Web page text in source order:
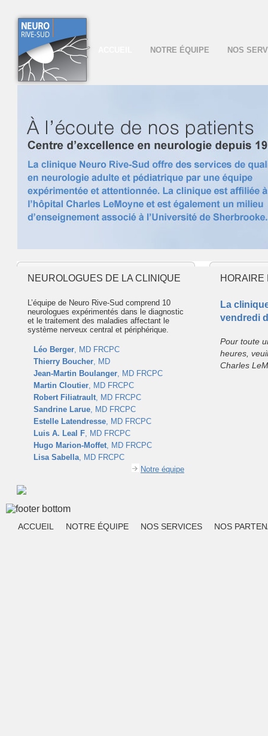
NOTRE ÉQUIPE NOS
NEUROLOGUES DE LA CLINIQUE
L’équipe de Neuro Rive-Sud comprend 10
neurologues expérimentés dans le diagnostic
et le traitement des maladies affectant le
système nerveux central et périphérique.
Léo Berger, MD FRCPC
Thierry Boucher, MD
Jean-Martin Boulanger, MD FRCPC
Martin Cloutier, MD FRCPC
Robert Filiatrault, MD FRCPC
Sandrine Larue, MD FRCPC
Estelle Latendresse, MD FRCPC
Luis A. Leal F, MD FRCPC
Hugo Marion-Moffet, MD FRCPC
Lisa Sabella, MD FRCPC
Notre équipe
HORAIRE
La
vendredi
Pour toute
heures,
Charles
ACCUEIL NOTRE ÉQUIPE NOS SERVICES NOS